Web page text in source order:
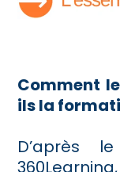
Comment
ils la
D’après